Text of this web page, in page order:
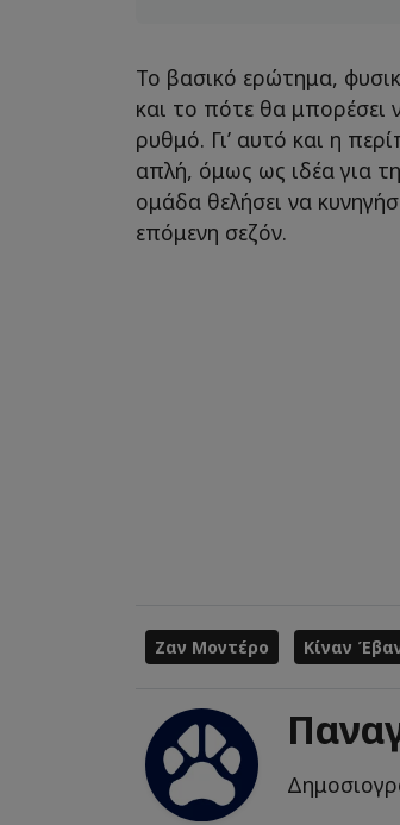
Το βασικό ερώτημα,
και το πότε θα μπορέσει
ρυθμό. Γι’ αυτό και η
απλή, όμως ως ιδέα για τη
ομάδα θελήσει να
επόμενη σεζόν.
Ζαν Μοντέρο Κίναν